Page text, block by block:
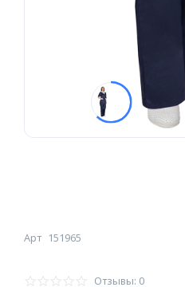
Арт 151965
Отзывы: 0